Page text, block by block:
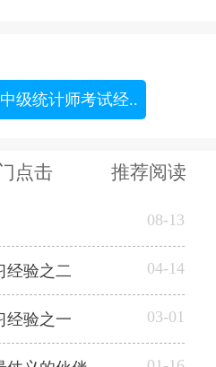
中级统计师考试经..
点击 推荐阅读
08-13
经验之二 04-14
经验之一 03-01